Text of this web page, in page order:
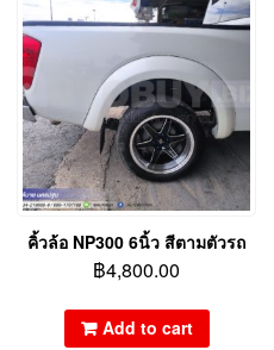
คิ้วล้อ NP300 6นิ้ว สีตามตัวรถ
฿4,800.00
Add to cart